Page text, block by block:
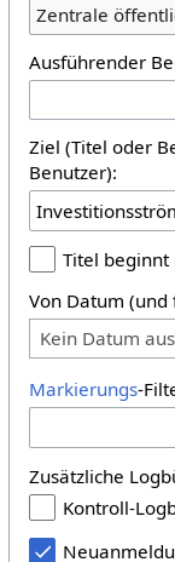
Zentrale
Ausführender
Ziel (Titel oder
Benutzer):
Titel
Von Datum (und
Kein Datum
Markierungs-
Zusätzliche
Kontroll-